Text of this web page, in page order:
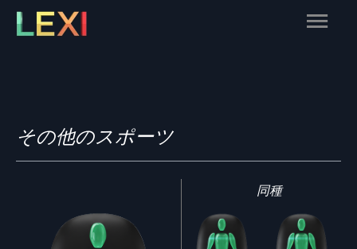
Skip
Main
その他のスポーツ
同種